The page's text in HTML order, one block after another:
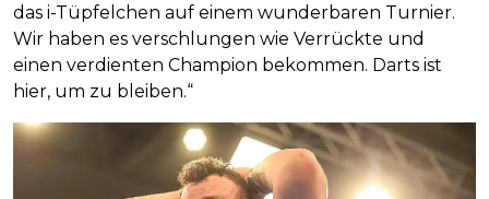
das i-Tüpfelchen auf einem wunderbaren Turnier.
Wir haben es verschlungen wie Verrückte und
einen verdienten Champion bekommen. Darts ist
hier, um zu bleiben.“